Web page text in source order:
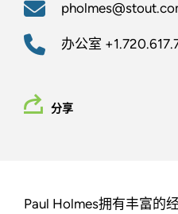
办公室
分享
Paul Holmes拥有丰富的